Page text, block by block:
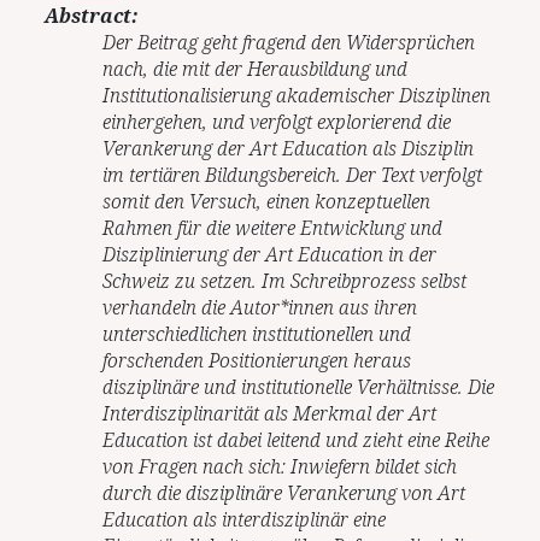
Abstract:
Der Beitrag geht fragend den Widersprüchen
nach, die mit der Herausbildung und
Institutionalisierung akademischer Disziplinen
einhergehen, und verfolgt explorierend die
Verankerung der Art Education als Disziplin
im tertiären Bildungsbereich. Der Text verfolgt
somit den Versuch, einen konzeptuellen
Rahmen für die weitere Entwicklung und
Disziplinierung der Art Education in der
Schweiz zu setzen. Im Schreibprozess selbst
verhandeln die Autor*innen aus ihren
unterschiedlichen institutionellen und
forschenden Positionierungen heraus
disziplinäre und institutionelle Verhältnisse. Die
Interdisziplinarität als Merkmal der Art
Education ist dabei leitend und zieht eine Reihe
von Fragen nach sich: Inwiefern bildet sich
durch die disziplinäre Verankerung von Art
Education als interdisziplinär eine